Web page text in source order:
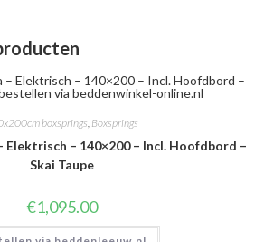
boxsprings Boxsprings
Elektrisch – 140×200 – Incl. Hoofdbord –
Skai Taupe
€1,095.00